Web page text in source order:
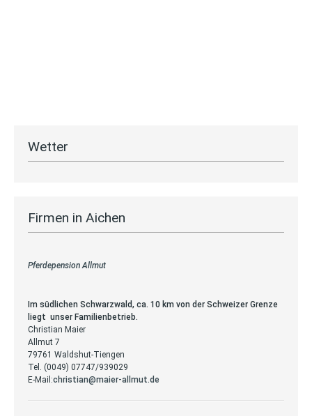
Wetter
Firmen in Aichen
Pferdepension Allmut
Im südlichen Schwarzwald, ca. 10 km von der Schweizer Grenze
liegt unser Familienbetrieb.
Christian Maier
Allmut 7
79761 Waldshut-Tiengen
Tel. (0049) 07747/939029
E-Mail:christian@maier-allmut.de